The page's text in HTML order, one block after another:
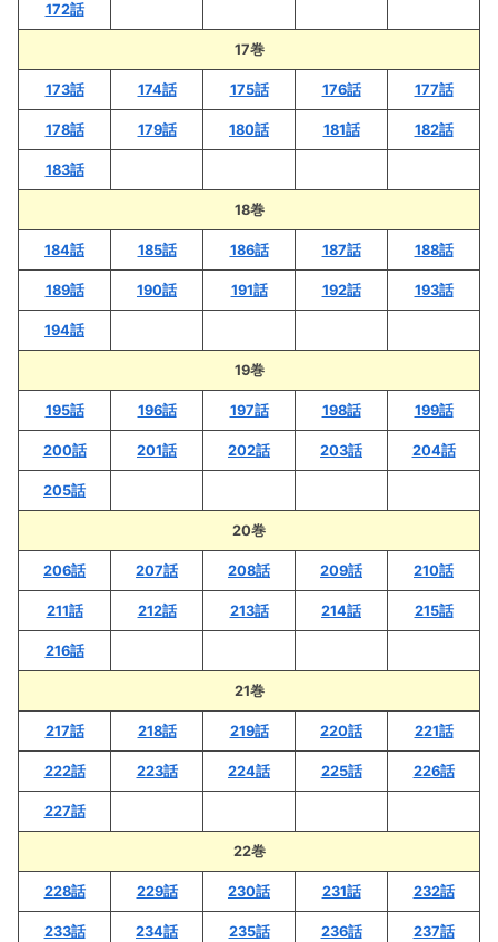
172話
17巻
173話 174話 175話 176話 177話
178話 179話 180話 181話 182話
183話
18巻
184話 185話 186話 187話 188話
189話 190話 191話 192話 193話
194話
19巻
195話 196話 197話 198話 199話
200話 201話 202話 203話 204話
205話
20巻
206話 207話 208話 209話 210話
211話 212話 213話 214話 215話
216話
21巻
217話 218話 219話 220話 221話
222話 223話 224話 225話 226話
227話
22巻
228話 229話 230話 231話 232話
233話 234話 235話 236話 237話